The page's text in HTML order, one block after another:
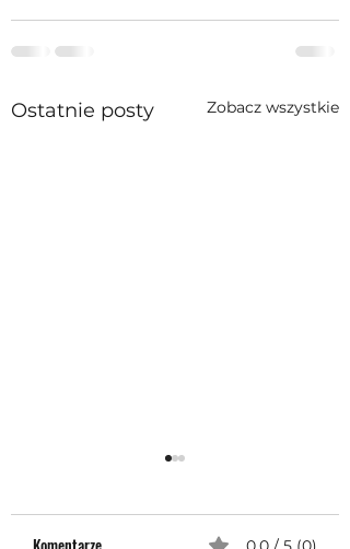
Ostatnie posty Zobacz wszystkie